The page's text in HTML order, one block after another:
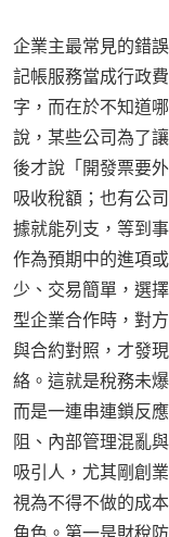
企業主最常見的錯
記帳服務當成行政
字，而在於不知道
說，某些公司為了
後才說「開發票要
吸收稅額；也有公
據就能列支，等到
作為預期中的進項
少、交易簡單，選
型企業合作時，對
與合約對照，才發
絡。這就是稅務未
而是一連串連鎖反
阻、內部管理混亂
吸引人，尤其剛創
視為不得不做的成